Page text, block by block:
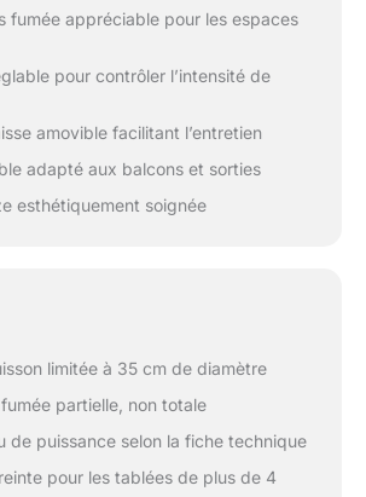
fumée appréciable pour les espaces
pour contrôler l’intensité de
amovible facilitant l’entretien
adapté aux balcons et sorties
esthétiquement soignée
limitée à 35 cm de diamètre
partielle, non totale
de puissance selon la fiche technique
pour les tablées de plus de 4